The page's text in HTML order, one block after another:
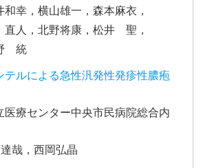
和幸，横山雄一，森本麻衣，
人，北野将康，松井 聖，
統
テルによる急性汎発性発疹性膿疱
医療センター中央市民病院総合内
哉，西岡弘晶